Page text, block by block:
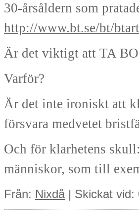
30-årsåldern som
http://www.bt.se/bt/
Är det viktigt att TA
Varför?
Är det inte ironiskt att
försvara medvetet
Och för klarhetens
människor, som till
Från: Nixdå| Skickat vid: